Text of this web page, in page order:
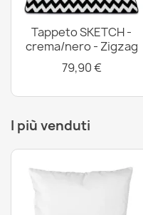
Tappeto SKETCH -
crema/nero - Zigzag
79,90 €
I più venduti